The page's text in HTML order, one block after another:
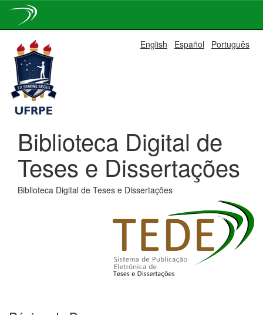
navigation
English Español Português
Biblioteca Digital de
Teses e Dissertações
Biblioteca Digital de Teses e Dissertações